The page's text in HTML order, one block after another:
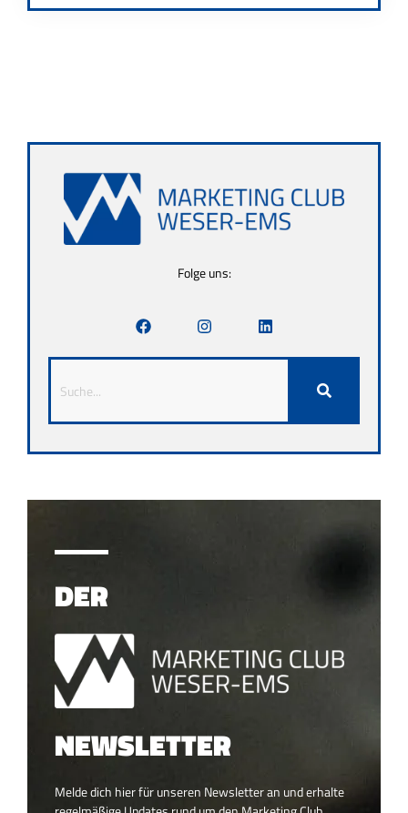
Folge uns:
DER
NEWSLETTER
Melde dich hier für unseren Newsletter an und erhalte